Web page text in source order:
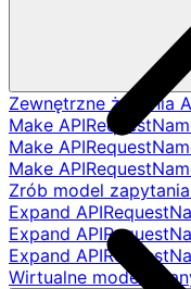
Zewnętrzne żądania
Make
Make
Make
Zrób model
Expand
Expand
Expand
Wirtualne modele